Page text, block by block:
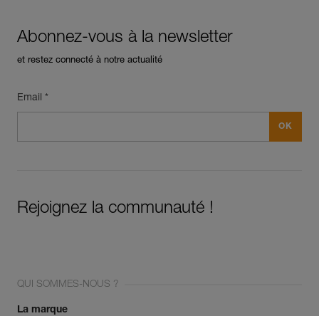
Abonnez-vous à la newsletter
et restez connecté à notre actualité
Email *
Rejoignez la communauté !
QUI SOMMES-NOUS ?
La marque